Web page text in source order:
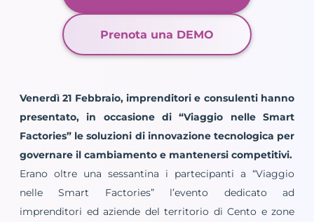
Prenota una DEMO
Venerdì 21 Febbraio, imprenditori e consulenti hanno
presentato, in occasione di “Viaggio nelle Smart
Factories” le soluzioni di innovazione tecnologica per
governare il cambiamento e mantenersi competitivi.
Erano oltre una sessantina i partecipanti a “Viaggio
nelle Smart Factories” l’evento dedicato ad
imprenditori ed aziende del territorio di Cento e zone